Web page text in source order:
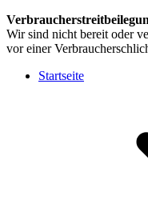
Wir sind nicht bereit oder
vor einer
Startseite